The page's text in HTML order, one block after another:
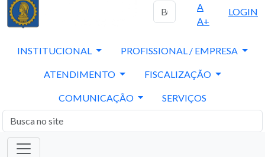
A
A+
LOGIN
INSTITUCIONAL PROFISSIONAL / EMPRESA
ATENDIMENTO FISCALIZAÇÃO
COMUNICAÇÃO SERVIÇOS